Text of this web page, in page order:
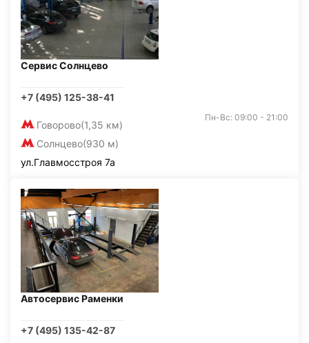
Сервис Солнцево
+7 (495) 125-38-41
Говорово(1,35 км)
Солнцево(930 м)
Пн-Вс: 09:00 - 21:00
ул.Главмосстроя 7а
Автосервис Раменки
+7 (495) 135-42-87